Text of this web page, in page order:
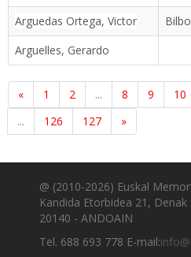
Arguedas Ortega, Victor
Bilbo
Arguelles, Gerardo
« 1 2 ... 8 9 10
...
126 127 »
@ (2010-2026) Euskal
Kandida Etorbidea 21,
20140 - ANDOAIN
Tel. 688 693 778 E-mail: